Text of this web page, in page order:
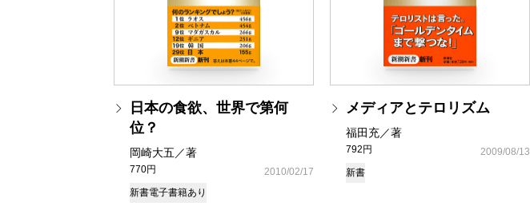
日本の食欲、世界で第何
位？
岡崎大五／著
770円
2010/02/17
新書電子書籍あり
メディアとテロリズム
福田充／著
792円
2009/08/13
新書